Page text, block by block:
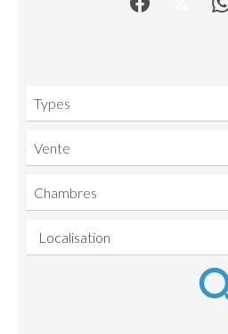
Types
Vente
Chambres
Localisation